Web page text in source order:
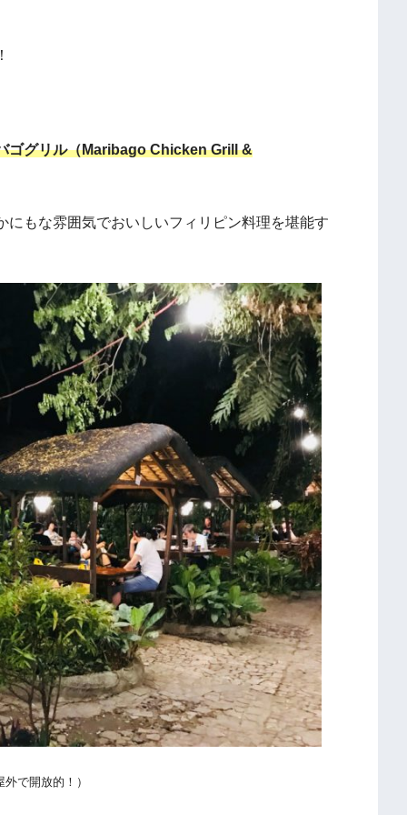
ゴグリル（Maribago Chicken Grill &
もな雰囲気でおいしいフィリピン料理を堪能す
で開放的！）